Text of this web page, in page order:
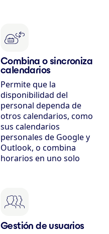
Combina o sincroniza
calendarios
Permite que la
disponibilidad del
personal dependa de
otros calendarios, como
sus calendarios
personales de Google y
Outlook, o combina
horarios en uno solo
Gestión de usuarios